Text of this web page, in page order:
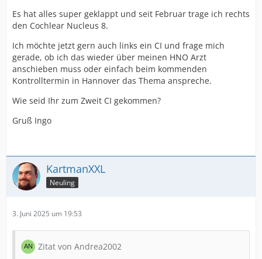
Es hat alles super geklappt und seit Februar trage ich rechts
den Cochlear Nucleus 8.
Ich möchte jetzt gern auch links ein CI und frage mich
gerade, ob ich das wieder über meinen HNO Arzt
anschieben muss oder einfach beim kommenden
Kontrolltermin in Hannover das Thema anspreche.
Wie seid Ihr zum Zweit CI gekommen?
Gruß Ingo
KartmanXXL
Neuling
3. Juni 2025 um 19:53
Zitat von Andrea2002